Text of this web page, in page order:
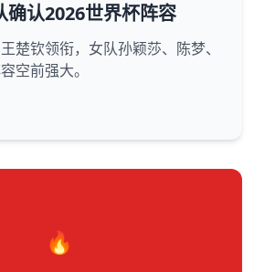
确认2026世界杯阵容
楚钦领衔，女队孙颖莎、陈梦、
空前强大。
🔥